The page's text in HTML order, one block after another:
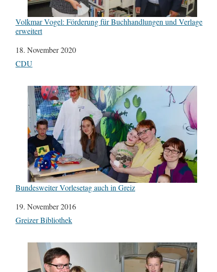
Volkmar Vogel: Förderung für Buchhandlungen und Verlage
erweitert
Datum
18. November 2020
In Bezug auf
CDU
Bundesweiter Vorlesetag auch in Greiz
Datum
19. November 2016
In Bezug auf
Greizer Bibliothek